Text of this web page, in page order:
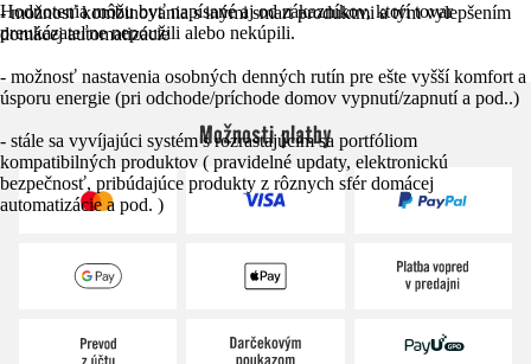
- možnosť kombinovania s inými smart produktmi a tým vylepšením
domácej automatizácie
- možnosť nastavenia osobných denných rutín pre ešte vyšší komfort a
úsporu energie (pri odchode/príchode domov vypnutí/zapnutí a pod..)
- stále sa vyvíjajúci systém s rozrastajúcim sa portfóliom
kompatibilných produktov ( pravidelné updaty, elektronickú
bezpečnosť, pribúdajúce produkty z rôznych sfér domácej
automatizácie a pod. )
Hodnotenia môžu byť napísané aj od zákazníkov, ktorí tovar
preukázateľne nepoužili alebo nekúpili.
Možnosti platby